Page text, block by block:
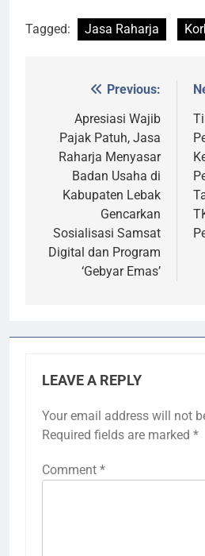
Tagged: Jasa Raharja
navigation
Previous:
Apresiasi Wajib
Pajak Patuh, Jasa
Raharja Menyasar
Badan Usaha di
Kabupaten Lebak
Gencarkan
Sosialisasi Samsat
Digital dan Program
‘Gebyar Emas’
LEAVE A REPLY
Your email address will not
Required fields are marked *
Comment *